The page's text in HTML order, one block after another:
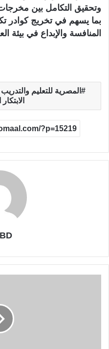
وتحقيق التكامل بين مخرجات
بما يسهم في تخريج كوادر
المنافسة والإبداع في بيئة
المصرية للتعليم